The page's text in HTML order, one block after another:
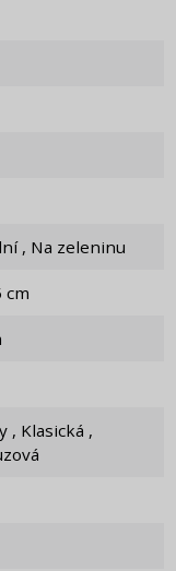
, Na zeleninu
cm